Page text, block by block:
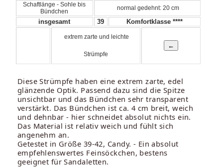
Schaftlänge - Sohle bis
Bündchen
normal gedehnt: 20 cm
insgesamt 39 Komfortklasse ****
extrem zarte und leichte
Strümpfe
Diese Strümpfe haben eine extrem zarte, edel
glänzende Optik. Passend dazu sind die Spitze
unsichtbar und das Bündchen sehr transparent
verstärkt. Das Bündchen ist ca. 4 cm breit, weich
und dehnbar - hier schneidet absolut nichts ein.
Das Material ist relativ weich und fühlt sich
angenehm an.
Getestet in Größe 39-42, Candy. - Ein absolut
empfehlenswertes Feinsöckchen, bestens
geeignet für Sandaletten.